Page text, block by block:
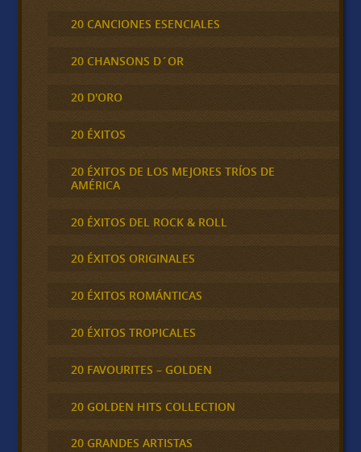
20 CANCIONES ESENCIALES
20 CHANSONS D´OR
20 D'ORO
20 ÉXITOS
20 ÉXITOS DE LOS MEJORES TRÍOS DE
AMÉRICA
20 ÉXITOS DEL ROCK & ROLL
20 ÉXITOS ORIGINALES
20 ÉXITOS ROMÁNTICAS
20 ÉXITOS TROPICALES
20 FAVOURITES – GOLDEN
20 GOLDEN HITS COLLECTION
20 GRANDES ARTISTAS